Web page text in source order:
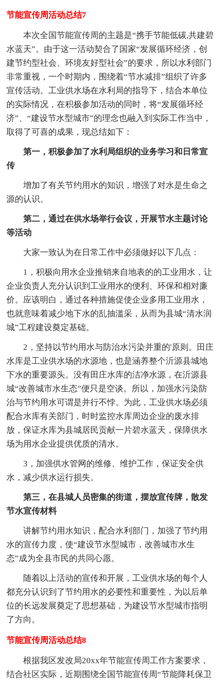
节能宣传周活动总结7
本次全国节能宣传周的主题是“携手节能低碳,共建碧
水蓝天”。由于这一活动契合了国家“发展循环经济，创
建节约型社会、环境友好型社会”的要求，所以水利部门
非常重视，一个时期内，围绕着“节水减排”组织了许多
宣传活动。工业供水场在水利局的指导下，结合本单位
的实际情况，在积极参加活动的同时，将“发展循环经
济”、“建设节水型城市”的理念也融入到实际工作当中，
取得了可喜的成果，现总结如下：
第一，积极参加了水利局组织的业务学习和日常宣
传
增加了有关节约用水的知识，增强了对水是生命之
源的认识。
第二，通过在供水场举行会议，开展节水主题讨论
等活动
大家一致认为在日常工作中必须做好以下几点：
1，积极向用水企业推销来自地表的的工业用水，让
企业负责人充分认识到工业用水的便利、环保和相对廉
价。应该明白，通过各种措施促使企业多用工业用水，
也就意味着减少地下水的乱抽滥采，从而为县城“清水润
城”工程建设奠定基础。
2，坚持以节约用水与防治水污染并重的'原则。田庄
水库是工业供水场的水源地，也是涵养整个沂源县城地
下水的重要源头。没有田庄水库的洁净水源，在沂源县
城“改善城市水生态”便只是空谈。所以，加强水污染防
治与节约用水可谓是并行不悖。为此，工业供水场必须
配合水库有关部门，时时监控水库周边企业的废水排
放，保证水库为县城居民贡献一片碧水蓝天，保障供水
场为用水企业提供优质的清水。
3，加强供水管网的维修、维护工作，保证安全供
水，减少供水运行损失。
第三，在县城人员密集的街道，摆放宣传牌，散发
节水宣传材料
讲解节约用水知识，配合水利部门，加强了节约用
水的宣传力度，使“建设节水型城市，改善城市水生
态”成为全县市民的共同心愿。
随着以上活动的宣传和开展，工业供水场的每个人
都充分认识到了节约用水的必要性和重要性，为以后单
位的长远发展奠定了思想基础，为建设节水型城市指明
了方向。
节能宣传周活动总结8
根据我区发改局20xx年节能宣传周工作方案要求，
结合社区实际，近期围绕全国节能宣传周“节能降耗保卫